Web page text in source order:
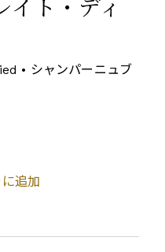
• シャンパーニュブ
追加